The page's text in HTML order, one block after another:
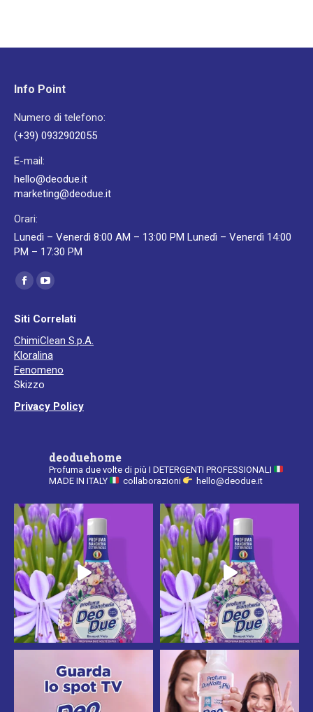
Info Point
Numero di telefono:
(+39) 0932902055
E-mail:
hello@deodue.it
marketing@deodue.it
Orari:
Lunedì – Venerdì 8:00 AM – 13:00 PM Lunedì – Venerdì 14:00
PM – 17:30 PM
Ci puoi trovare su:
Facebook
opens
in
new
window
YouTube
opens
in
new
Siti Correlati
ChimiClean S.p.A.
Kloralina
Fenomeno
Skizzo
Privacy Policy
deoduehome
Profuma due volte di più I DETERGENTI PROFESSIONALI
MADE IN ITALY
collaborazioni hello@deodue.it